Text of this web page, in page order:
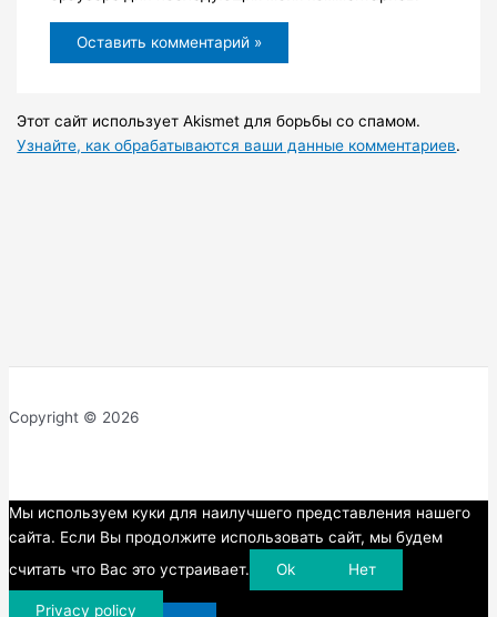
Этот сайт использует Akismet для борьбы со спамом.
Узнайте, как обрабатываются ваши данные комментариев.
Copyright © 2026
Прокрутка
вверх
Мы используем куки для наилучшего представления нашего
сайта. Если Вы продолжите использовать сайт, мы будем
считать что Вас это устраивает.
Ok Нет
Privacy policy